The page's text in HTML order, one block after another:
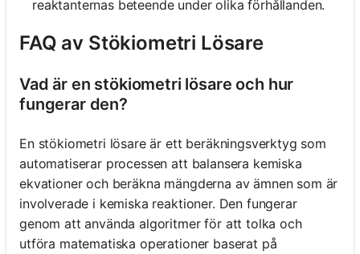
reaktanternas beteende under olika förhållanden.
FAQ av Stökiometri Lösare
Vad är en stökiometri lösare och hur
fungerar den?
En stökiometri lösare är ett beräkningsverktyg som
automatiserar processen att balansera kemiska
ekvationer och beräkna mängderna av ämnen som är
involverade i kemiska reaktioner. Den fungerar
genom att använda algoritmer för att tolka och
utföra matematiska operationer baserat på